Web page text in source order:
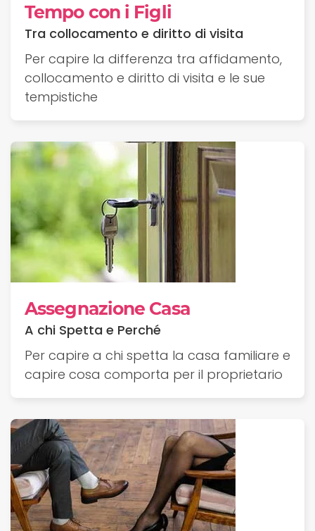
Tempo con i Figli
Tra collocamento e diritto di visita
Per capire la differenza tra affidamento,
collocamento e diritto di visita e le sue
tempistiche
Assegnazione Casa
A chi Spetta e Perché
Per capire a chi spetta la casa familiare e
capire cosa comporta per il proprietario